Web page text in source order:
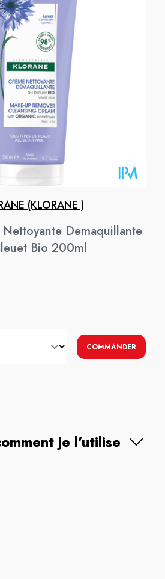
(KLORANE )
Demaquillante
Bio 200ml
COMMANDER
je l'utilise